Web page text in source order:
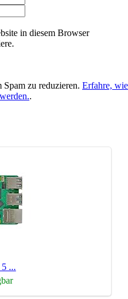
in diesem Browser
zu reduzieren. Erfahre, wie
.
...